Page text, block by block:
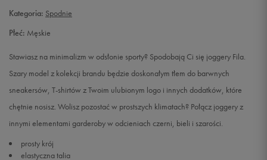
Kategoria: Spodnie
Płeć: Męskie
Stawiasz na minimalizm w odsłonie sporty? Spodobają Ci się joggery Fila.
Szary model z kolekcji brandu będzie doskonałym tłem do barwnych
sneakersów, T-shirtów z Twoim ulubionym logo i innych dodatków, które
chętnie nosisz. Wolisz pozostać w prostszych klimatach? Połącz joggery z
innymi elementami garderoby w odcieniach czerni, bieli i szarości.
prosty krój
elastyczna talia